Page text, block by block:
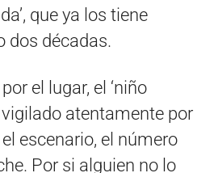
que ya los tiene
dos décadas.
el lugar, el ‘niño
vigilado atentamente por
escenario, el número
Por si alguien no lo